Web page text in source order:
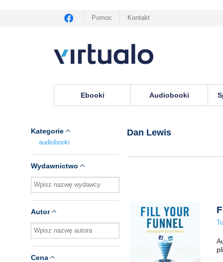
Pomoc Kontakt
Ebooki Audiobooki
Kategorie
audiobooki
Wydawnictwo
Autor
Cena
Dan Lewis